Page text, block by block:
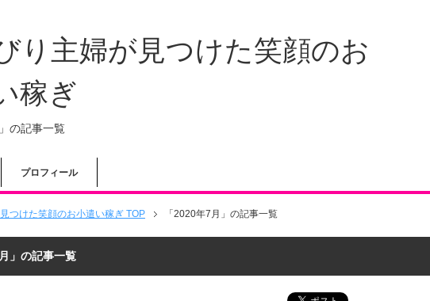
り主婦が見つけた笑顔のお
稼ぎ
の記事一覧
プロフィール
つけた笑顔のお小遣い稼ぎ TOP 「2020年7月」の記事一覧
」の記事一覧